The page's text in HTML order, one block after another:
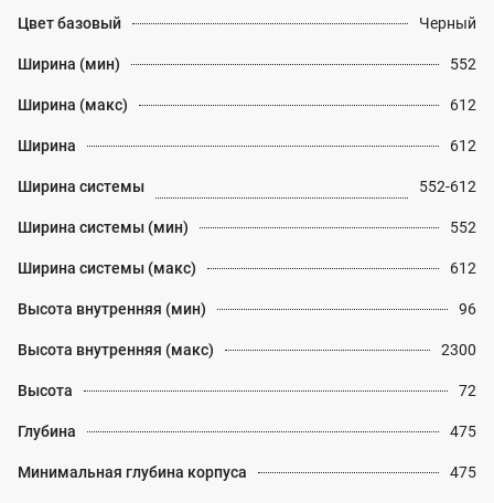
Цвет базовый Черный
Ширина (мин) 552
Ширина (макс) 612
Ширина 612
Ширина системы 552-612
Ширина системы (мин) 552
Ширина системы (макс) 612
Высота внутренняя (мин) 96
Высота внутренняя (макс) 2300
Высота 72
Глубина 475
Минимальная глубина корпуса 475